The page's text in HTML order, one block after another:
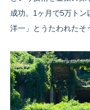
成功。1ヶ月で5万ト
洋一」とうたわれたそ